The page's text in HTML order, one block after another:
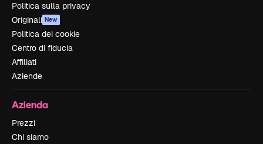
Politica sulla privacy
Originali New
Politica dei cookie
Centro di fiducia
Affiliati
Aziende
Azienda
Prezzi
Chi siamo